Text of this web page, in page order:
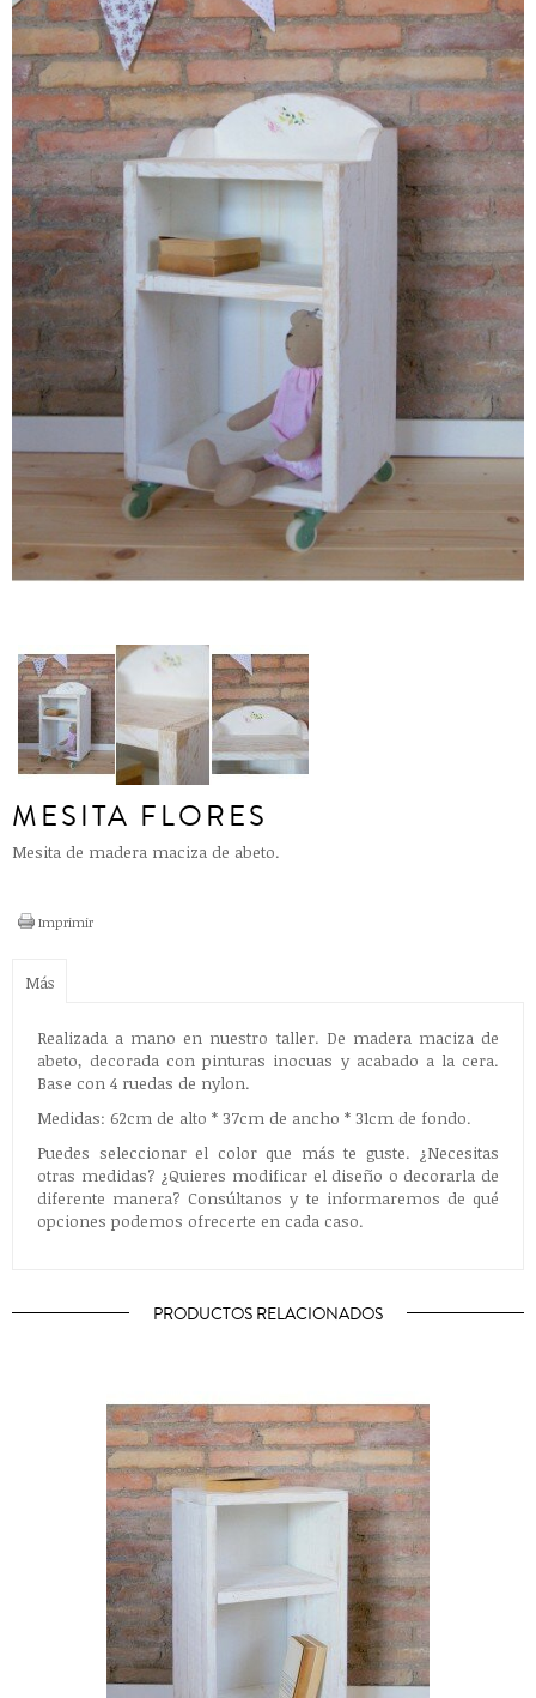
MESITA FLORES
Mesita de madera maciza de abeto.
Imprimir
Más
Realizada a mano en nuestro taller. De madera maciza de
abeto, decorada con pinturas inocuas y acabado a la cera.
Base con 4 ruedas de nylon.
Medidas: 62cm de alto * 37cm de ancho * 31cm de fondo.
Puedes seleccionar el color que más te guste. ¿Necesitas
otras medidas? ¿Quieres modificar el diseño o decorarla de
diferente manera? Consúltanos y te informaremos de qué
opciones podemos ofrecerte en cada caso.
PRODUCTOS RELACIONADOS